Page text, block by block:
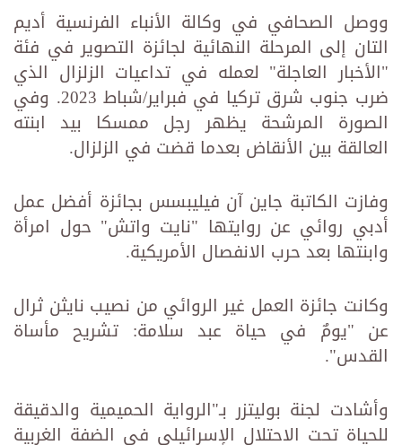
ووصل الصحافي في وكالة الأنباء الفرنسية أديم
التان إلى المرحلة النهائية لجائزة التصوير في فئة
"الأخبار العاجلة" لعمله في تداعيات الزلزال الذي
ضرب جنوب شرق تركيا في فبراير/شباط 2023. وفي
الصورة المرشحة يظهر رجل ممسكا بيد ابنته
العالقة بين الأنقاض بعدما قضت في الزلزال.
وفازت الكاتبة جاين آن فيليبسس بجائزة أفضل عمل
أدبي روائي عن روايتها "نايت واتش" حول امرأة
وابنتها بعد حرب الانفصال الأمريكية.
وكانت جائزة العمل غير الروائي من نصيب نايثن ثرال
عن "يومٌ في حياة عبد سلامة: تشريح مأساة
القدس".
وأشادت لجنة بوليتزر بـ"الرواية الحميمية والدقيقة
للحياة تحت الاحتلال الإسرائيلي في الضفة الغربية